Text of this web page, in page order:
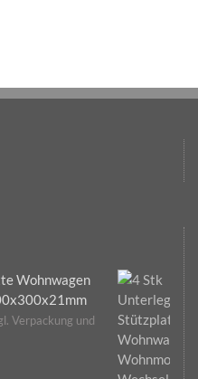
Wohnwagen
Verpackung und